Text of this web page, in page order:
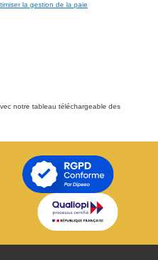
la gestion de la paie
notre tableau téléchargeable des